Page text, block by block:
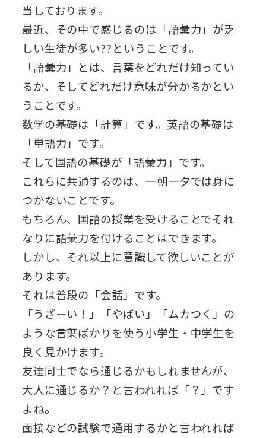
当しております。
最近、その中で感じるのは「語彙力」が乏
しい生徒が多い??ということです。
「語彙力」とは、言葉をどれだけ知ってい
るか、そしてどれだけ意味が分かるかとい
うことです。
数学の基礎は「計算」です。英語の基礎は
「単語力」です。
そして国語の基礎が「語彙力」です。
これらに共通するのは、一朝一夕では身に
つかないことです。
もちろん、国語の授業を受けることでそれ
なりに語彙力を付けることはできます。
しかし、それ以上に意識して欲しいことが
あります。
それは普段の「会話」です。
「うざーい！」「やばい」「ムカつく」の
ような言葉ばかりを使う小学生・中学生を
良く見かけます。
友達同士でなら通じるかもしれませんが、
大人に通じるか？と言われれば「？」です
よね。
面接などの試験で通用するかと言われれば